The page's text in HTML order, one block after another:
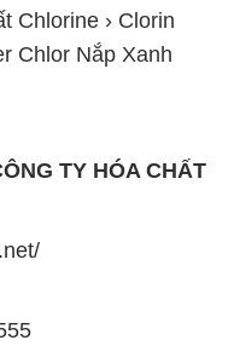
Chlorine › Clorin
Chlor Nắp Xanh
TY HÓA CHẤT